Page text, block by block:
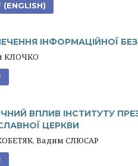
(ENGLISH)
ІНФОРМАЦІЙНОЇ
КЛОЧКО
ВПЛИВ ІНСТИТУТУ
ЦЕРКВИ
Вадим СЛЮСАР